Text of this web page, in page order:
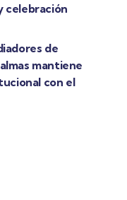
celebración
de
mantiene
con el